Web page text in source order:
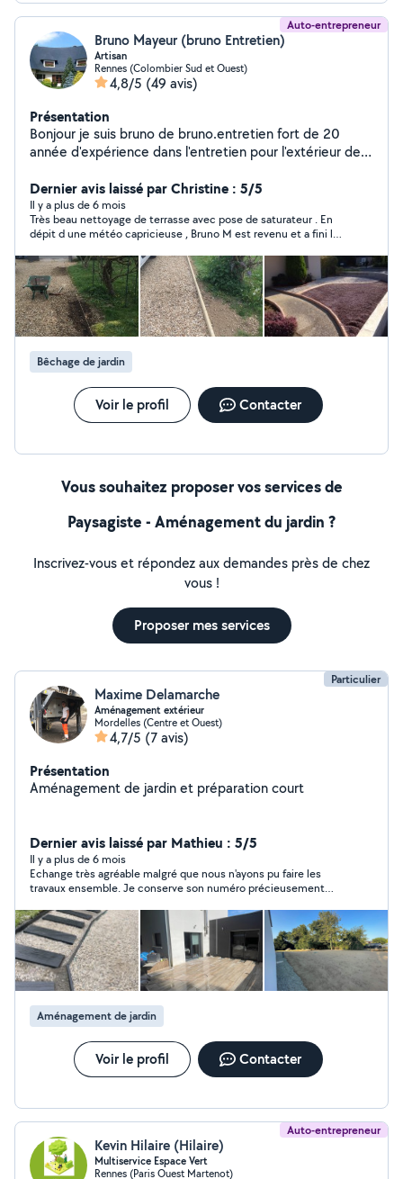
Auto-entrepreneur
Bruno Mayeur (bruno Entretien)
Artisan
Rennes (Colombier Sud et Ouest)
4,8/5 (49 avis)
Présentation
Bonjour je suis bruno de bruno.entretien fort de 20
année d'expérience dans l'entretien pour l'extérieur de
adaptés pour des intervention simple et rapide en toute
sécurité Vous pouvez me contacter je serai ravi
d'intervenir chez vous cordialement Bruno de Bruno
Entretien
Dernier avis laissé par Christine : 5/5
Il y a plus de 6 mois
Très beau nettoyage de terrasse avec pose de saturateur . En
dépit d une météo capricieuse , Bruno M est revenu et a fini le
très agréable . Je recommande
Bêchage de jardin
Voir le profil Contacter
Vous souhaitez proposer vos services de
Paysagiste - Aménagement du jardin ?
Inscrivez-vous et répondez aux demandes près de chez
vous !
Proposer mes services
Particulier
Maxime Delamarche
Aménagement extérieur
Mordelles (Centre et Ouest)
4,7/5 (7 avis)
Présentation
Aménagement de jardin et préparation court
Dernier avis laissé par Mathieu : 5/5
Il y a plus de 6 mois
Echange très agréable malgré que nous n'ayons pu faire les
travaux ensemble. Je conserve son numéro précieusement
Aménagement de jardin
Voir le profil Contacter
Auto-entrepreneur
Kevin Hilaire (Hilaire)
Multiservice Espace Vert
Rennes (Paris Ouest Martenot)